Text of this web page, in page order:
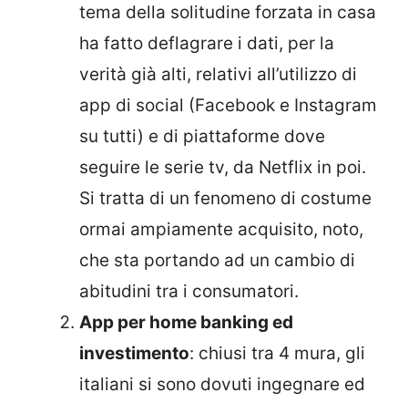
tema della solitudine forzata in casa
ha fatto deflagrare i dati, per la
verità già alti, relativi all’utilizzo di
app di social (Facebook e Instagram
su tutti) e di piattaforme dove
seguire le serie tv, da Netflix in poi.
Si tratta di un fenomeno di costume
ormai ampiamente acquisito, noto,
che sta portando ad un cambio di
abitudini tra i consumatori.
App per home banking ed
investimento: chiusi tra 4 mura, gli
italiani si sono dovuti ingegnare ed